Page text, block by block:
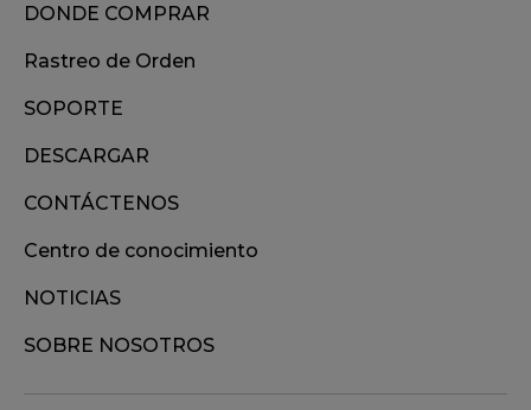
DONDE COMPRAR
Rastreo de Orden
SOPORTE
DESCARGAR
CONTÁCTENOS
Centro de conocimiento
NOTICIAS
SOBRE NOSOTROS